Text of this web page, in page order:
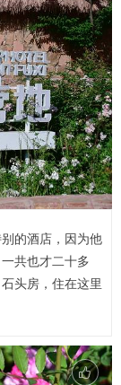
的酒店，因为他
共也才二十多
头房，住在这里